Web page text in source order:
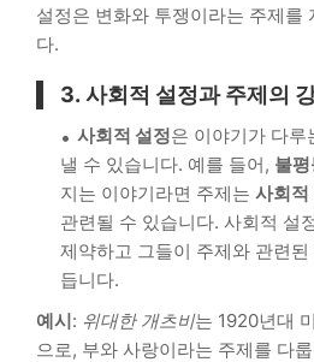
설정은 변화와 투쟁이라는 주제를
다.
3.사회적 설정과 주제의
사회적 설정은 이야기가 다루
낼 수 있습니다. 예를 들어, 불
지는 이야기라면 주제는 사회적
관련될 수 있습니다. 사회적 설
제약하고 그들이 주제와 관련
듭니다.
예시: 위대한 개츠비는 1920년대
으로, 부와 사랑이라는 주제를 다